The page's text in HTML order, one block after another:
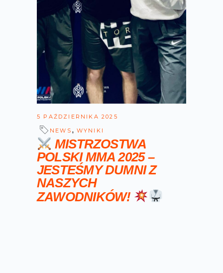
5 PAŹDZIERNIKA 2025
NEWS , WYNIKI
MISTRZOSTWA
POLSKI MMA 2025 –
JESTEŚMY DUMNI Z
NASZYCH
ZAWODNIKÓW!